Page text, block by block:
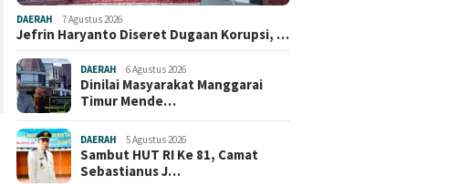
DAERAH 7 Agustus 2026
Jefrin Haryanto Diseret Dugaan Korupsi, …
DAERAH 6 Agustus 2026
Dinilai Masyarakat Manggarai
Timur Mende…
DAERAH 5 Agustus 2026
Sambut HUT RI Ke 81, Camat
Sebastianus J…